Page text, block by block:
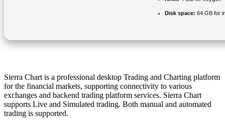
Disk space: 64 GB for
Sierra Chart is a professional desktop Trading and Charting platform
for the financial markets, supporting connectivity to various
exchanges and backend trading platform services. Sierra Chart
supports Live and Simulated trading. Both manual and automated
trading is supported.